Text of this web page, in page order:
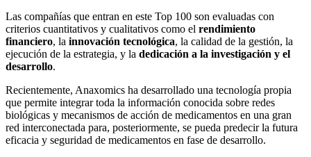
Las compañías que entran en este Top 100 son evaluadas con
criterios cuantitativos y cualitativos como el rendimiento
financiero, la innovación tecnológica, la calidad de la gestión, la
ejecución de la estrategia, y la dedicación a la investigación y el
desarrollo.
Recientemente, Anaxomics ha desarrollado una tecnología propia
que permite integrar toda la información conocida sobre redes
biológicas y mecanismos de acción de medicamentos en una gran
red interconectada para, posteriormente, se pueda predecir la futura
eficacia y seguridad de medicamentos en fase de desarrollo.